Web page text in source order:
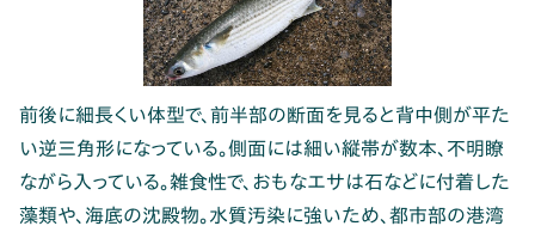
前後に細長くい体型で、前半部の断面を見ると背中側が平た
い逆三角形になっている。側面には細い縦帯が数本、不明瞭
ながら入っている。雑食性で、おもなエサは石などに付着した
藻類や、海底の沈殿物。水質汚染に強いため、都市部の港湾